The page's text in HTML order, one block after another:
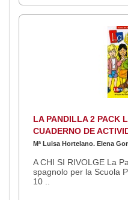
LA PANDILLA 2 PACK
CUADERNO DE
Mª Luisa Hortelano. Elena
A CHI SI RIVOLGE La
spagnolo per la Scuola
10 ..